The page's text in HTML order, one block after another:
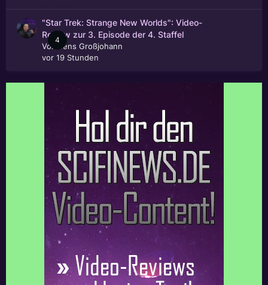
4
"Star Trek: Strange New Worlds": Video-
Review zur 3. Episode der 4. Staffel
Von
Jens Großjohann
vor 19 Stunden